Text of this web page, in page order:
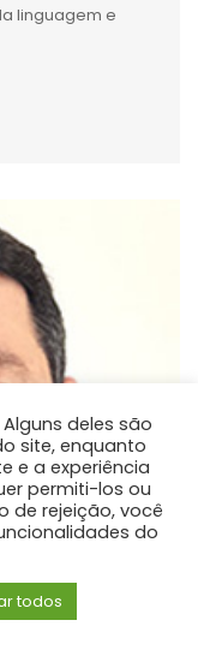
linguagem e
deles são
site, enquanto
e a experiência
permiti-los ou
de rejeição, você
do
todos